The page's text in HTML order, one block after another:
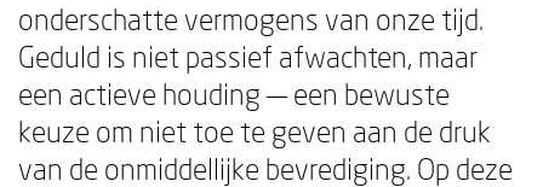
onderschatte vermogens van onze tijd.
Geduld is niet passief afwachten, maar
een actieve houding — een bewuste
keuze om niet toe te geven aan de druk
van de onmiddellijke bevrediging. Op deze